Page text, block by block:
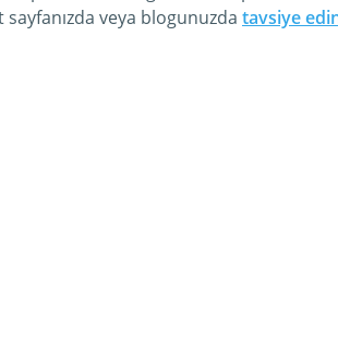
veya blogunuzda tavsiye